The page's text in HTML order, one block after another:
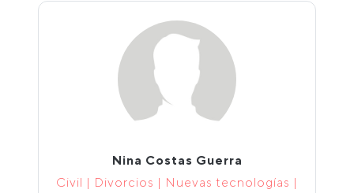
Nina Costas Guerra
Civil | Divorcios | Nuevas tecnologías |